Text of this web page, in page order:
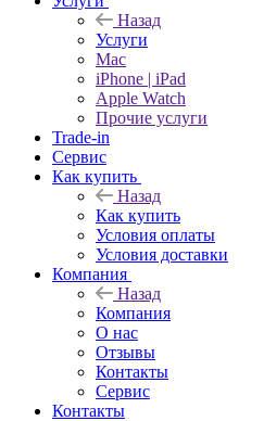
Назад
Услуги
Mac
iPhone | iPad
Apple Watch
Прочие услуги
Trade-in
Сервис
Как купить
Назад
Как купить
Условия оплаты
Условия доставки
Компания
Назад
Компания
О нас
Отзывы
Контакты
Сервис
Контакты